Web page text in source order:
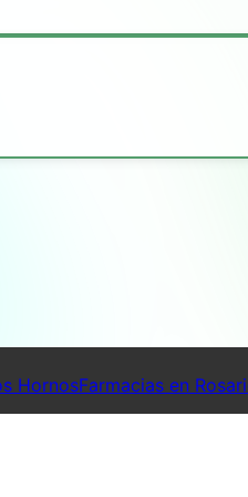
HornosFarmacias en